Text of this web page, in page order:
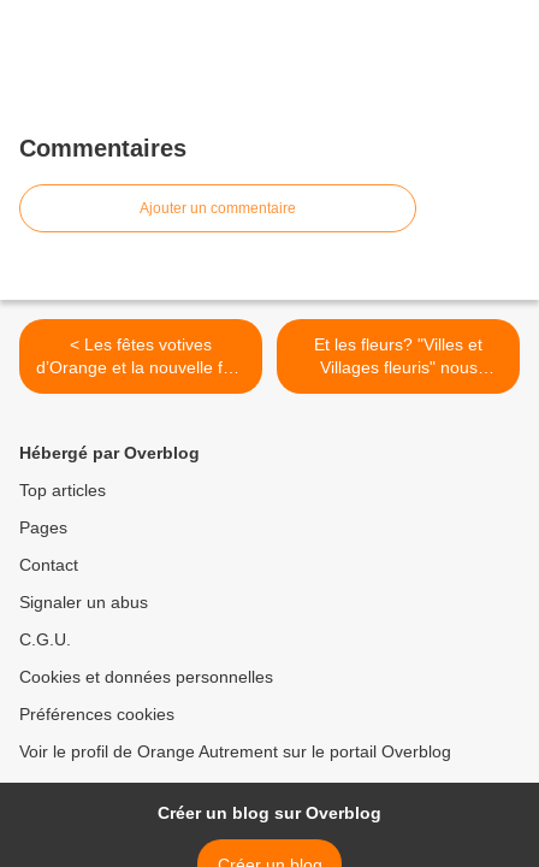
Commentaires
Ajouter un commentaire
< Les fêtes votives
d’Orange et la nouvelle fête
de la famille.
Et les fleurs? "Villes et
Villages fleuris" nous
passent sous le nez. >
Hébergé par Overblog
Top articles
Pages
Contact
Signaler un abus
C.G.U.
Cookies et données personnelles
Préférences cookies
Voir le profil de Orange Autrement sur le portail Overblog
Créer un blog sur Overblog